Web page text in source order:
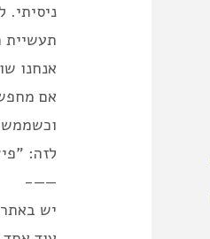
תעשיית
אנחנו
אם
וכשממש
לזה:
——-
יש